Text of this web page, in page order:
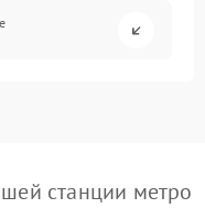
станции метро